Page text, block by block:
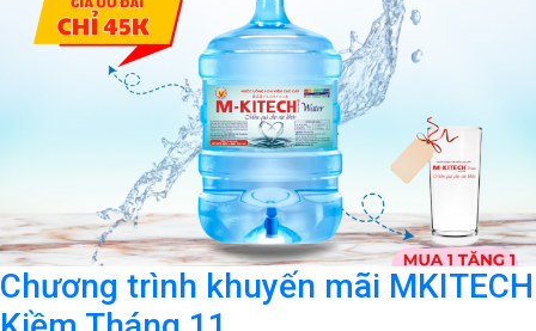
Chương trình khuyến mãi MKITECH